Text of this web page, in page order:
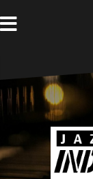
ン
テ
へ
ス